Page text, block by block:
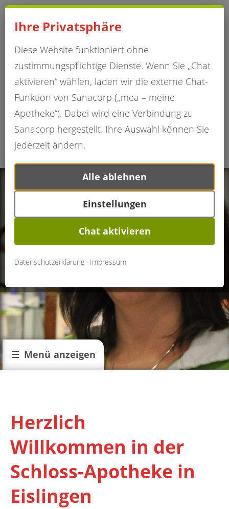
Ihre Privatsphäre
Diese Website funktioniert ohne
zustimmungspflichtige Dienste. Wenn Sie „Chat
aktivieren“ wählen, laden wir die externe Chat-
Funktion von Sanacorp („mea – meine
Apotheke“). Dabei wird eine Verbindung zu
Sanacorp hergestellt. Ihre Auswahl können Sie
jederzeit ändern.
Alle ablehnen
Einstellungen
Chat aktivieren
Datenschutzerklärung · Impressum
Menü anzeigen
Herzlich
Willkommen in der
Schloss-Apotheke in
Eislingen